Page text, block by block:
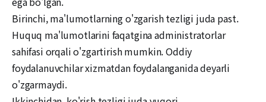
Birinchi, ma'lumotlarning o'zgarish tezligi juda past.
Huquq ma'lumotlarini faqatgina administratorlar
sahifasi orqali o'zgartirish mumkin. Oddiy
foydalanuvchilar xizmatdan foydalanganida deyarli
o'zgarmaydi.